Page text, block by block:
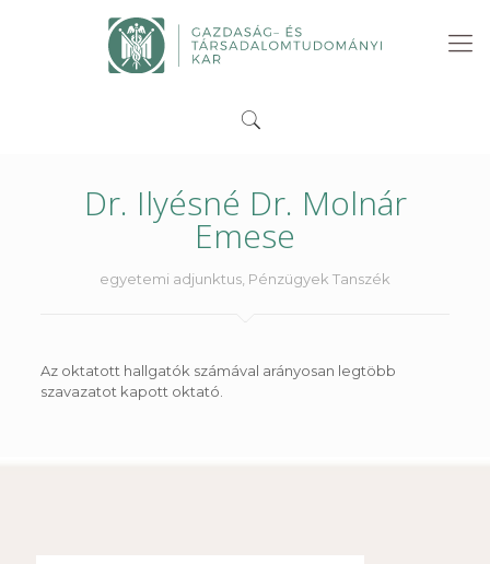
Dr. Ilyésné Dr. Molnár
Emese
egyetemi adjunktus, Pénzügyek Tanszék
Az oktatott hallgatók számával arányosan legtöbb
szavazatot kapott oktató.